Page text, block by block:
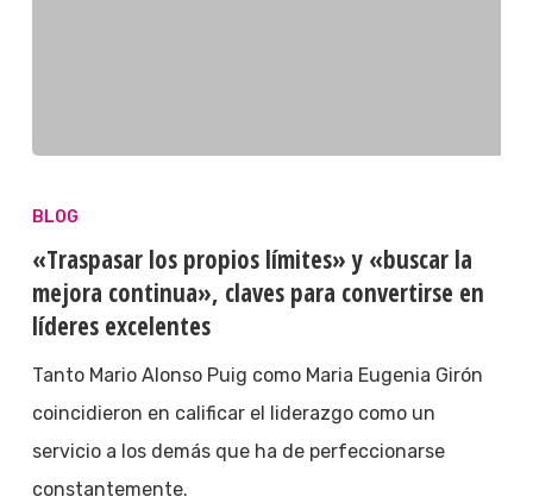
BLOG
«Traspasar los propios límites» y «buscar la
mejora continua», claves para convertirse en
líderes excelentes
Tanto Mario Alonso Puig como Maria Eugenia Girón
coincidieron en calificar el liderazgo como un
servicio a los demás que ha de perfeccionarse
constantemente.